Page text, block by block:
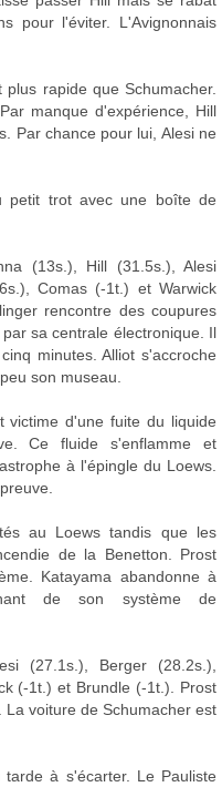
pour l'éviter. L'Avignonnais
rapide que Schumacher.
manque d'expérience, Hill
Par chance pour lui, Alesi ne
petit trot avec une boîte de
(13s.), Hill (31.5s.), Alesi
Comas (-1t.) et Warwick
rencontre des coupures
sa centrale électronique. Il
minutes. Alliot s'accroche
son museau.
victime d'une fuite du liquide
Ce fluide s'enflamme et
à l'épingle du Loews.
au Loews tandis que les
de la Benetton. Prost
Katayama abandonne à
de son système de
(27.1s.), Berger (28.2s.),
(-1t.) et Brundle (-1t.). Prost
voiture de Schumacher est
à s'écarter. Le Pauliste